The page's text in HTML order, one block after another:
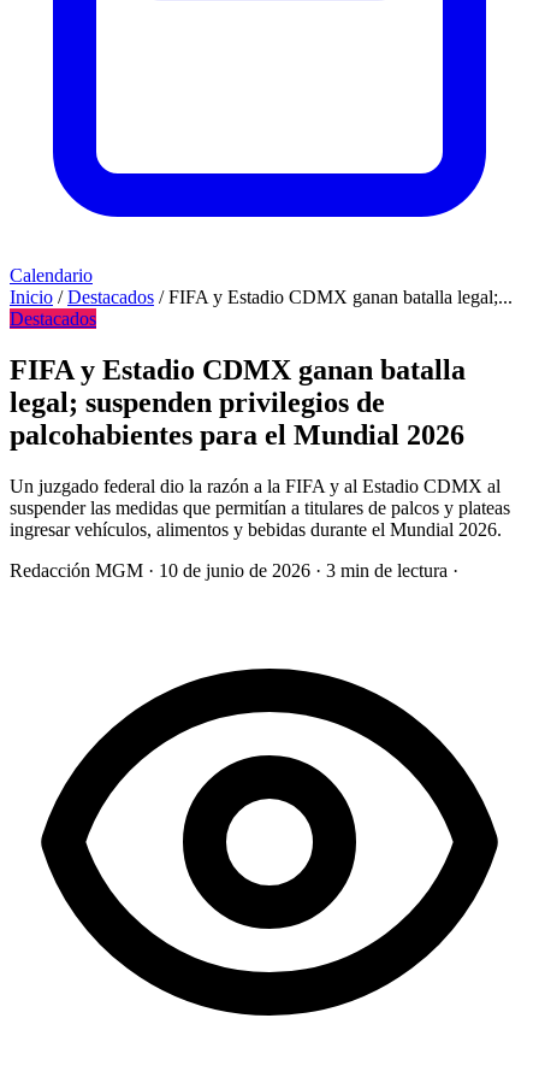
Calendario
Inicio / Destacados / FIFA y Estadio CDMX ganan batalla legal;...
Destacados
FIFA y Estadio CDMX ganan batalla
legal; suspenden privilegios de
palcohabientes para el Mundial 2026
Un juzgado federal dio la razón a la FIFA y al Estadio CDMX al
suspender las medidas que permitían a titulares de palcos y plateas
ingresar vehículos, alimentos y bebidas durante el Mundial 2026.
Redacción MGM · 10 de junio de 2026 · 3 min de lectura ·